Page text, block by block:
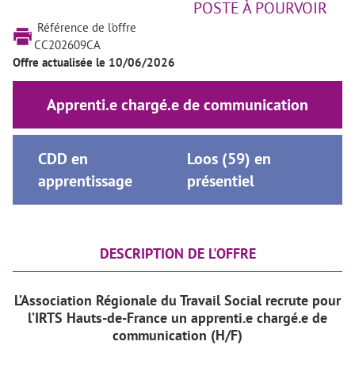
POSTE À POURVOIR
Référence de l'offre
CC202609CA
Offre actualisée le 10/06/2026
Apprenti.e chargé.e de communication
CDD en
apprentissage
Loos (59) en
présentiel
DESCRIPTION DE L'OFFRE
L’Association Régionale du Travail Social recrute pour
l’IRTS Hauts-de-France un apprenti.e chargé.e de
communication (H/F)